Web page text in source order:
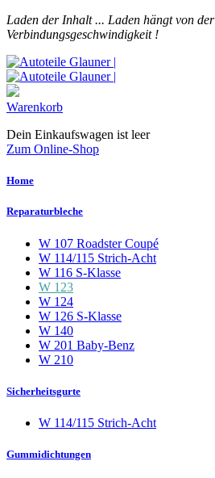
Laden der Inhalt ... Laden hängt von der
Verbindungsgeschwindigkeit !
Warenkorb
Dein Einkaufswagen ist leer
Zum Online-Shop
Home
Reparaturbleche
W 107 Roadster Coupé
W 114/115 Strich-Acht
W 116 S-Klasse
W 123
W 124
W 126 S-Klasse
W 140
W 201 Baby-Benz
W 210
Sicherheitsgurte
W 114/115 Strich-Acht
Gummidichtungen